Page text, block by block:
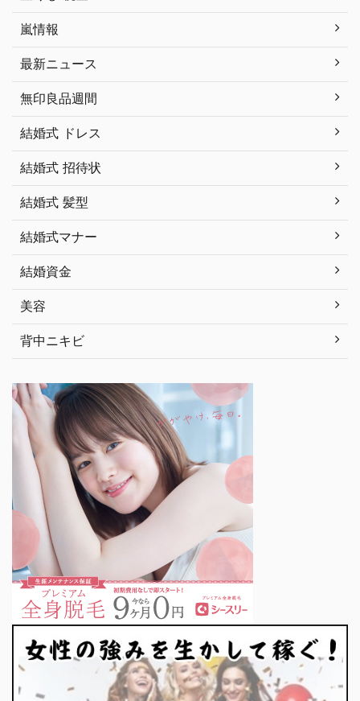
嵐情報
最新ニュース
無印良品週間
結婚式 ドレス
結婚式 招待状
結婚式 髪型
結婚式マナー
結婚資金
美容
背中ニキビ